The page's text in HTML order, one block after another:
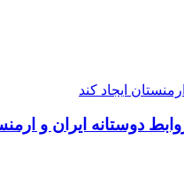
ایجاد کند
دوستانه ایران و